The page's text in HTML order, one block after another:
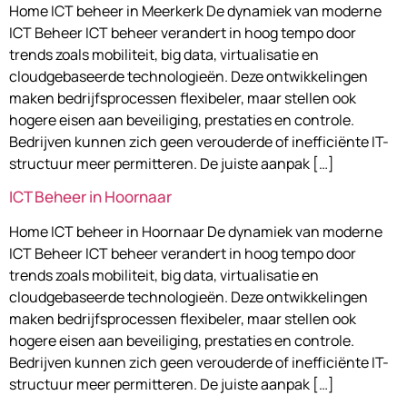
Home ICT beheer in Meerkerk De dynamiek van moderne
ICT Beheer ICT beheer verandert in hoog tempo door
trends zoals mobiliteit, big data, virtualisatie en
cloudgebaseerde technologieën. Deze ontwikkelingen
maken bedrijfsprocessen flexibeler, maar stellen ook
hogere eisen aan beveiliging, prestaties en controle.
Bedrijven kunnen zich geen verouderde of inefficiënte IT-
structuur meer permitteren. De juiste aanpak […]
ICT Beheer in Hoornaar
Home ICT beheer in Hoornaar De dynamiek van moderne
ICT Beheer ICT beheer verandert in hoog tempo door
trends zoals mobiliteit, big data, virtualisatie en
cloudgebaseerde technologieën. Deze ontwikkelingen
maken bedrijfsprocessen flexibeler, maar stellen ook
hogere eisen aan beveiliging, prestaties en controle.
Bedrijven kunnen zich geen verouderde of inefficiënte IT-
structuur meer permitteren. De juiste aanpak […]